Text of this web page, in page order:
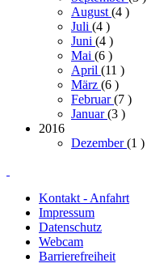
August(4 )
Juli (4 )
Juni (4 )
Mai (6 )
April (11 )
März (6 )
Februar(7 )
Januar(3 )
2016
Dezember(1 )
Kontakt - Anfahrt
Impressum
Datenschutz
Webcam
Barrierefreiheit